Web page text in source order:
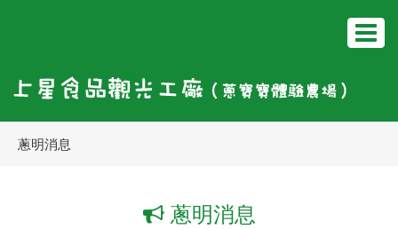
Toggle
蔥明消息
蔥明消息